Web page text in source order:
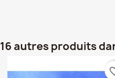
16 autres produits